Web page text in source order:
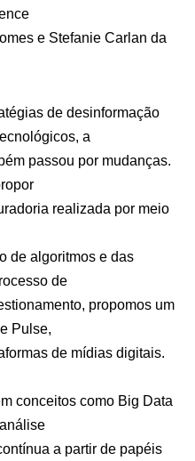
e Stefanie Carlan da
de desinformação
a
passou por mudanças.
realizada por meio
de algoritmos e das
de
propomos um
Pulse,
de mídias digitais.
conceitos como Big Data
a partir de papéis